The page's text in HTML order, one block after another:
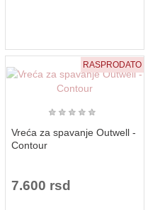
RASPRODATO
★ ★ ★ ★ ★
Vreća za spavanje Outwell -
Contour
7.600 rsd